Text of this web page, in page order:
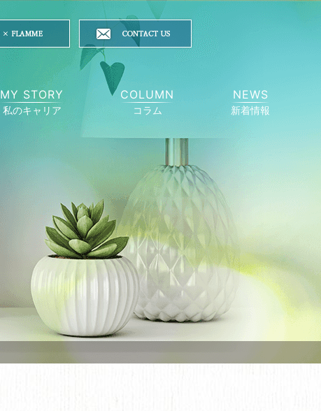
MY STORY
私のキャリア
COLUMN
コラム
NEWS
新着情報